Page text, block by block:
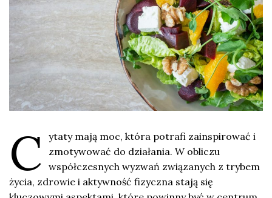
C ytaty mają moc, która potrafi zainspirować i
zmotywować do działania. W obliczu
współczesnych wyzwań związanych z trybem
życia, zdrowie i aktywność fizyczna stają się